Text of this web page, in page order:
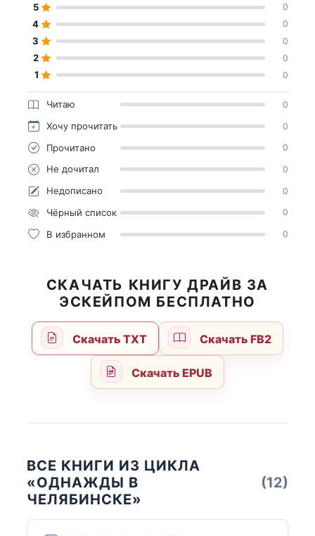
5 0
4 0
3 0
2 0
1 0
Читаю 0
Хочу прочитать 0
Прочитано 0
Не дочитал 0
Недописано 0
Чёрный список 0
В избранном 0
СКАЧАТЬ КНИГУ ДРАЙВ ЗА
ЭСКЕЙПОМ БЕСПЛАТНО
Скачать TXT Скачать FB2
Скачать EPUB
ВСЕ КНИГИ ИЗ ЦИКЛА
«ОДНАЖДЫ В
ЧЕЛЯБИНСКЕ»
(12)